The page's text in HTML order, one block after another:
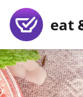
eat